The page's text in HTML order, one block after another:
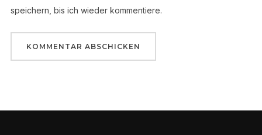
speichern, bis ich wieder kommentiere.